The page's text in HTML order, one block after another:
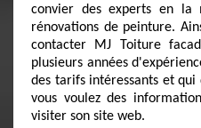
convier des experts en la
rénovations de peinture.
contacter MJ Toiture
plusieurs années
des tarifs intéressants et
vous voulez des
visiter son site web.